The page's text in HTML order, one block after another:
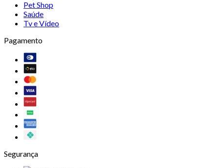
Pet Shop
Saúde
Tv e Vídeo
Pagamento
Segurança